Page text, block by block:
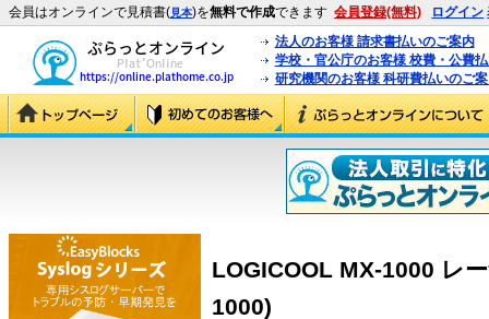
会員はオンラインで見積書(見本)を無料で作成できます 会員登録(無料) ログイン
法人のお客様 請求書払いのご案内
学校・官公庁のお客様 校費・公費
研究機関のお客様 科研費払いのご
LOGICOOL MX-1000 レ
1000)